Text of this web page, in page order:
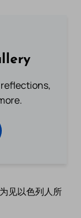
见以色列人所